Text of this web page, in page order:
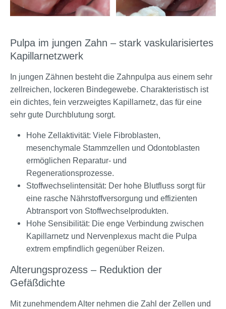
Pulpa im jungen Zahn – stark vaskularisiertes
Kapillarnetzwerk
In jungen Zähnen besteht die Zahnpulpa aus einem sehr
zellreichen, lockeren Bindegewebe. Charakteristisch ist
ein dichtes, fein verzweigtes Kapillarnetz, das für eine
sehr gute Durchblutung sorgt.
Hohe Zellaktivität: Viele Fibroblasten,
mesenchymale Stammzellen und Odontoblasten
ermöglichen Reparatur- und
Regenerationsprozesse.
Stoffwechselintensität: Der hohe Blutfluss sorgt für
eine rasche Nährstoffversorgung und effizienten
Abtransport von Stoffwechselprodukten.
Hohe Sensibilität: Die enge Verbindung zwischen
Kapillarnetz und Nervenplexus macht die Pulpa
extrem empfindlich gegenüber Reizen.
Alterungsprozess – Reduktion der
Gefäßdichte
Mit zunehmendem Alter nehmen die Zahl der Zellen und